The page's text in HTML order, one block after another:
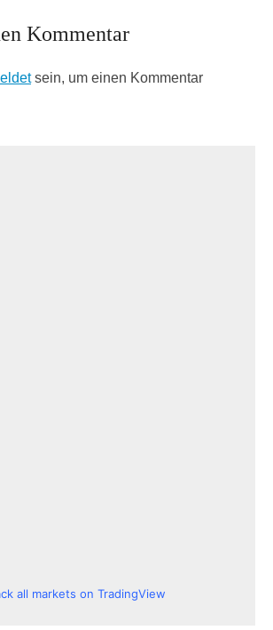
Kommentar
sein, um einen Kommentar
all markets on TradingView